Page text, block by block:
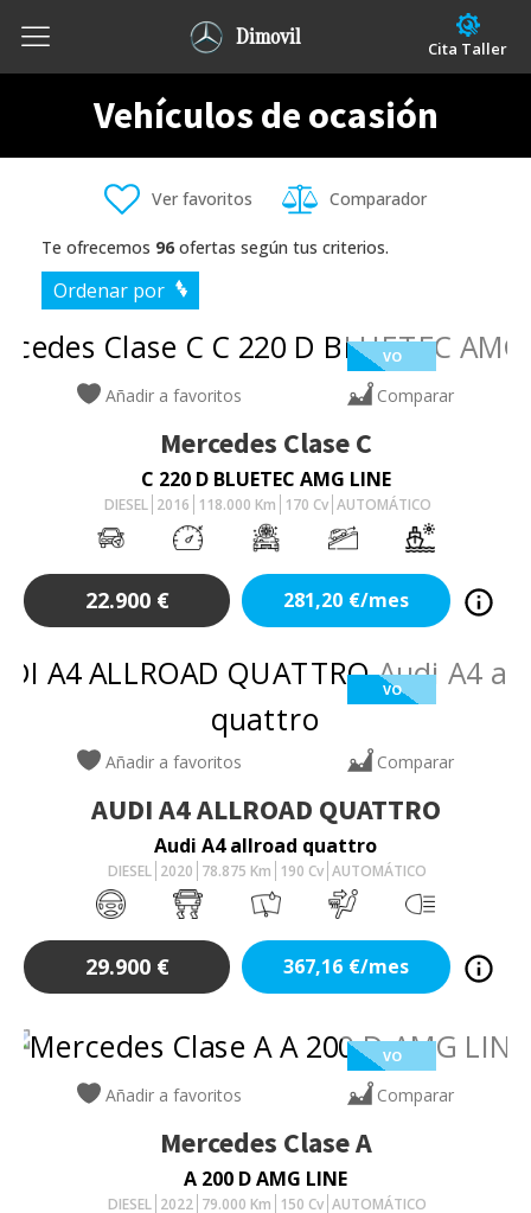
Dimovil Cita Taller
Vehículos de ocasión
Ver favoritos Comparador
Te ofrecemos 96 ofertas según tus criterios.
Ordenar por
VO
Añadir a favoritos Comparar
Mercedes Clase C
C 220 D BLUETEC AMG LINE
DIESEL 2016 118.000 Km 170 Cv AUTOMÁTICO
22.900 € 281,20 €/mes
VO
Añadir a favoritos Comparar
AUDIA4 ALLROAD QUATTRO
Audi A4 allroad quattro
DIESEL 2020 78.875 Km 190 Cv AUTOMÁTICO
29.900 € 367,16 €/mes
VO
Añadir a favoritos Comparar
Mercedes Clase A
A 200 D AMG LINE
DIESEL 2022 79.000 Km 150 Cv AUTOMÁTICO